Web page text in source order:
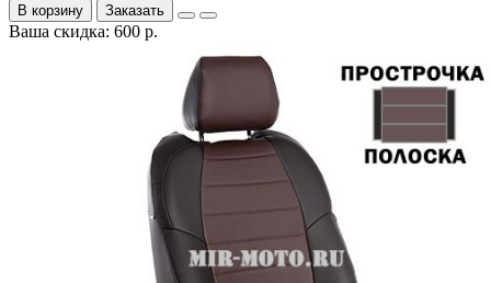
В корзину Заказать
Ваша скидка: 600 р.